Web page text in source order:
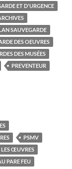
ET D'URGENCE
SAUVEGARDE
DES OEUVRES
DES MUSÉES
PREVENTEUR
PSMV
LES ŒUVRES
PARE FEU